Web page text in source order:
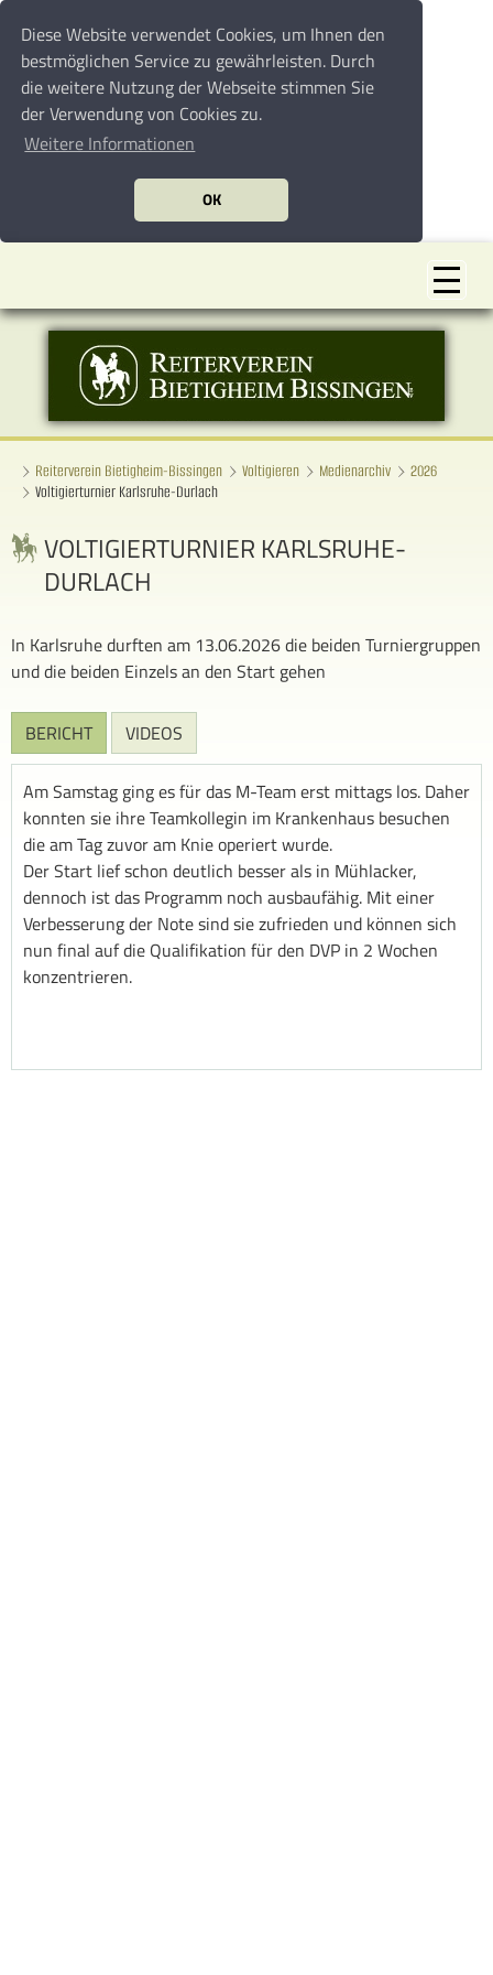
Diese Website verwendet Cookies, um Ihnen den
bestmöglichen Service zu gewährleisten. Durch
die weitere Nutzung der Webseite stimmen Sie
der Verwendung von Cookies zu.
Weitere Informationen
OK
Reiterverein Bietigheim-Bissingen Voltigieren Medienarchiv
2026
Voltigierturnier Karlsruhe-Durlach
VOLTIGIERTURNIER KARLSRUHE-
DURLACH
In Karlsruhe durften am 13.06.2026 die beiden Turniergruppen
und die beiden Einzels an den Start gehen
BERICHT VIDEOS
Am Samstag ging es für das M-Team erst mittags los. Daher
konnten sie ihre Teamkollegin im Krankenhaus besuchen
die am Tag zuvor am Knie operiert wurde.
Der Start lief schon deutlich besser als in Mühlacker,
dennoch ist das Programm noch ausbaufähig. Mit einer
Verbesserung der Note sind sie zufrieden und können sich
nun final auf die Qualifikation für den DVP in 2 Wochen
konzentrieren.